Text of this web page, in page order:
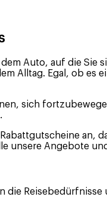
Auto, auf die
Alltag. Egal, ob es
sich
an,
unsere Angebote
die